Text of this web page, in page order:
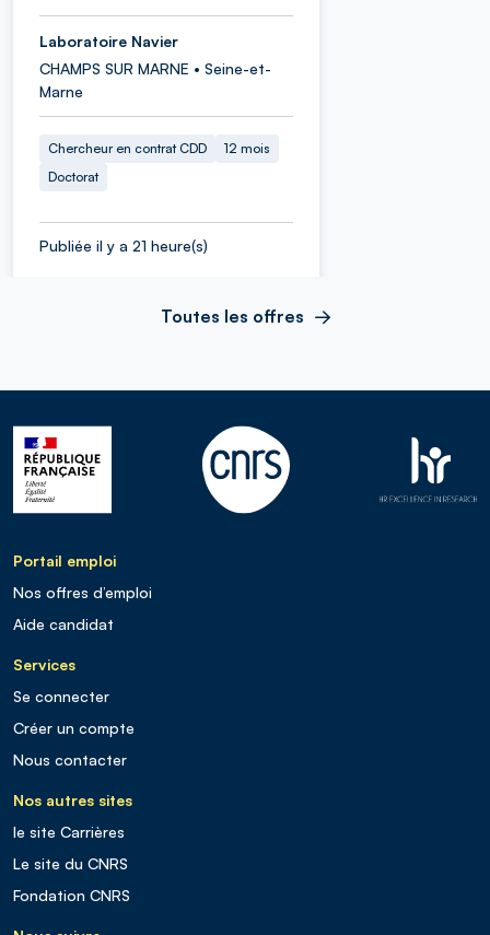
Laboratoire Navier
CHAMPS SUR MARNE • Seine-et-
Marne
Chercheur en contrat CDD
12 mois
Doctorat
Publiée il y a 21 heure(s)
Toutes les offres
Portail emploi
Nos offres d’emploi
Aide candidat
Services
Se connecter
Créer un compte
Nous contacter
Nos autres sites
le site Carrières
Le site du CNRS
Fondation CNRS